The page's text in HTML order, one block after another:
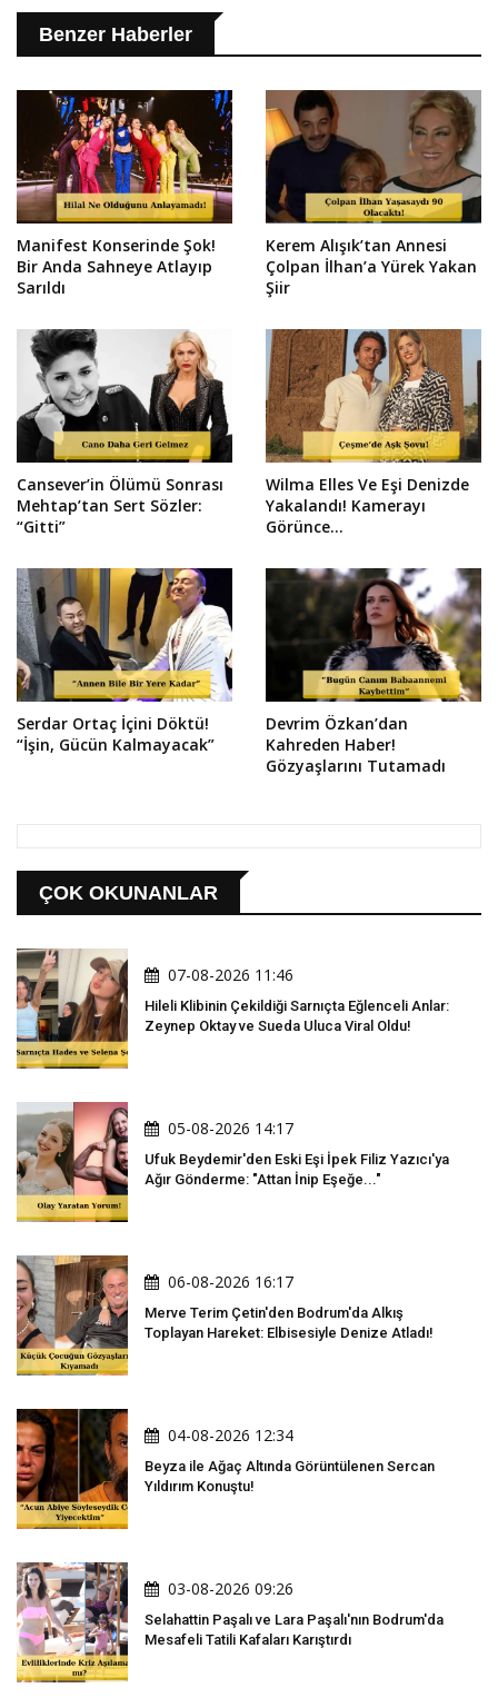
Benzer Haberler
Manifest Konserinde Şok!
Bir Anda Sahneye Atlayıp
Sarıldı
Kerem Alışık’tan Annesi
Çolpan İlhan’a Yürek Yakan
Şiir
Cansever’in Ölümü Sonrası
Mehtap’tan Sert Sözler:
“Gitti”
Wilma Elles Ve Eşi Denizde
Yakalandı! Kamerayı
Görünce...
Serdar Ortaç İçini Döktü!
“İşin, Gücün Kalmayacak”
Devrim Özkan’dan
Kahreden Haber!
Gözyaşlarını Tutamadı
ÇOK OKUNANLAR
07-08-2026 11:46
Hileli Klibinin Çekildiği Sarnıçta Eğlenceli Anlar:
Zeynep Oktay ve Sueda Uluca Viral Oldu!
05-08-2026 14:17
Ufuk Beydemir'den Eski Eşi İpek Filiz Yazıcı'ya
Ağır Gönderme: "Attan İnip Eşeğe..."
06-08-2026 16:17
Merve Terim Çetin'den Bodrum'da Alkış
Toplayan Hareket: Elbisesiyle Denize Atladı!
04-08-2026 12:34
Beyza ile Ağaç Altında Görüntülenen Sercan
Yıldırım Konuştu!
03-08-2026 09:26
Selahattin Paşalı ve Lara Paşalı'nın Bodrum'da
Mesafeli Tatili Kafaları Karıştırdı